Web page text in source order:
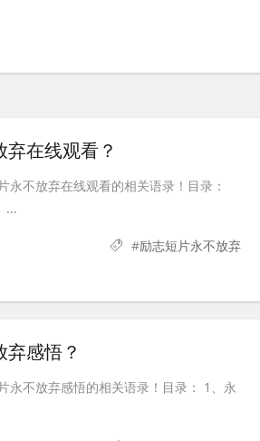
在线观看？
不放弃在线观看的相关语录！目录：
...
#励志短片永不放弃
感悟？
永不放弃感悟的相关语录！目录： 1、永